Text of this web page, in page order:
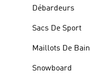
Débardeurs
Sacs De Sport
Maillots De Bain
Snowboard